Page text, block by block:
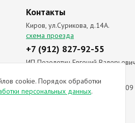
Контакты
Киров, ул.Сурикова, д.14А.
схема проезда
+7 (912) 827-92-55
ИП Позолотин Евгений Валерьевич
ИНН 434537218055 / ОГРН ИП
309434505600123 от 25.02.2009
вы соглашаетесь с
cookie. Порядок обработки
персональных данных.